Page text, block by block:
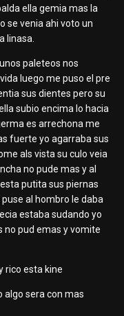
ella gemia mas la
se venia ahi voto un
linasa.
paleteos nos
luego me puso el pre
sus dientes pero su
subio encima lo hacia
es arrechona me
fuerte yo agarraba sus
als vista su culo veia
no pude mas y al
putita sus piernas
al hombro le daba
estaba sudando yo
no pud emas y vomite
rico esta kine
algo sera con mas